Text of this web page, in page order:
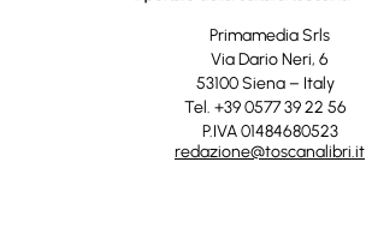
Primamedia Srls
Via Dario Neri, 6
53100 Siena – Italy
Tel. +39 0577 39 22 56
P.IVA 01484680523
redazione@toscanalibri.it